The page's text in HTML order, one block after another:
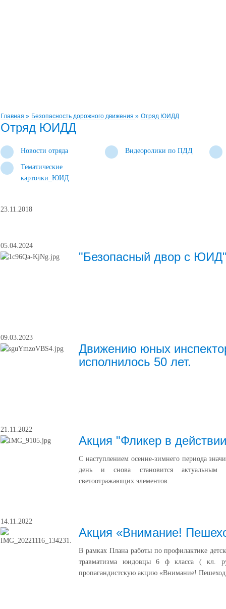
Главная » Безопасность дорожного движения » Отряд ЮИДД
Отряд ЮИДД
Новости отряда Видеоролики по ПДД
Тематические
карточки_ЮИД
23.11.2018
05.04.2024
"Безопасный двор с ЮИД"
09.03.2023
Движению юных
исполнилось 50 лет.
21.11.2022
Акция "Фликер в
С наступлением осенне-зимнего периода
день и снова становится актуальным
светоотражающих элементов.
14.11.2022
Акция «Внимание!
В рамках Плана работы по профилактике
травматизма юидовцы 6 ф класса ( кл.
пропагандистскую акцию «Внимание!